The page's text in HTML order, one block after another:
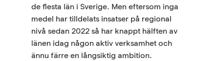
de flesta län i Sverige. Men eftersom inga
medel har tilldelats insatser på regional
nivå sedan 2022 så har knappt hälften av
länen idag någon aktiv verksamhet och
ännu färre en långsiktig ambition.